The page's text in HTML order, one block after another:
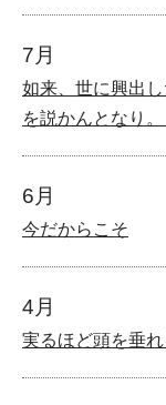
7月
如来、世に興出
を説かんとなり
6月
今だからこそ
4月
実るほど頭を垂